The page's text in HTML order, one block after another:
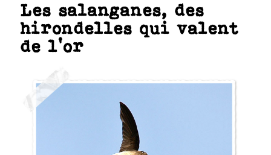
Les salanganes, des
hirondelles qui valent
de l’or